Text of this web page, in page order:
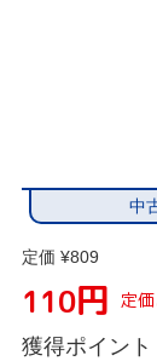
中
定価 ¥809
110円 定
獲得ポイント